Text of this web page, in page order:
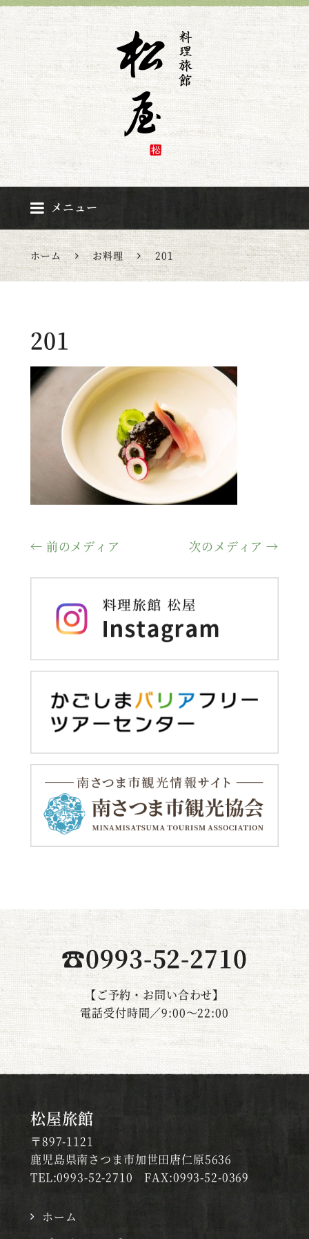
松屋旅館
メニュー
ホーム お料理 201
201
← 前のメディア 次のメディア →
☎0993-52-2710
【ご予約・お問い合わせ】
電話受付時間／9:00～22:00
松屋旅館
〒897-1121
鹿児島県南さつま市加世田唐仁原5636
TEL:0993-52-2710FAX:0993-52-0369
ホーム